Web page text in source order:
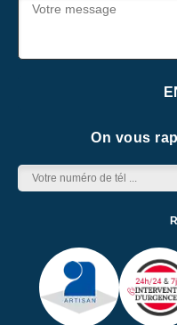
On vous